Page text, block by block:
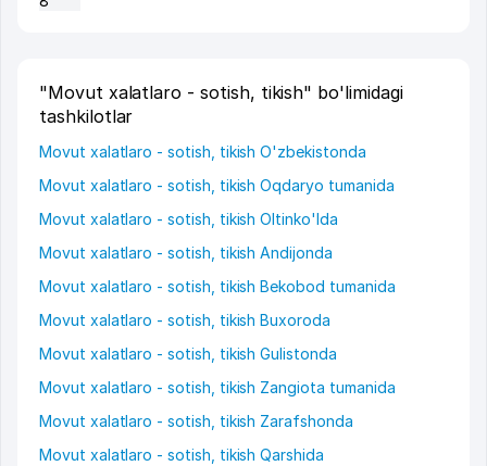
"Movut xalatlaro - sotish, tikish" bo'limidagi
tashkilotlar
Movut xalatlaro - sotish, tikish O'zbekistonda
Movut xalatlaro - sotish, tikish Oqdaryo tumanida
Movut xalatlaro - sotish, tikish Oltinko'lda
Movut xalatlaro - sotish, tikish Andijonda
Movut xalatlaro - sotish, tikish Bekobod tumanida
Movut xalatlaro - sotish, tikish Buxoroda
Movut xalatlaro - sotish, tikish Gulistonda
Movut xalatlaro - sotish, tikish Zangiota tumanida
Movut xalatlaro - sotish, tikish Zarafshonda
Movut xalatlaro - sotish, tikish Qarshida